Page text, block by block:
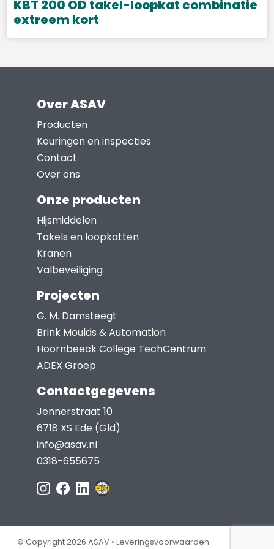
KBT 200 OD takel-loopkat combinatie
extreem kort
Dit
variaties.
optie
gekozen
productpagina
Over ASAV
Producten
Keuringen en inspecties
Contact
Over ons
Onze producten
Hijsmiddelen
Takels en loopkatten
Kranen
Valbeveiliging
Projecten
G. M. Damsteegt
Brink Moulds & Automation
Hoornbeeck College TechCentrum
ADEX Groep
Contactgegevens
Jennerstraat 10
6718 XS Ede (Gld)
info@asav.nl
0318-655675
© Copyright 2026 ASAV • Leveringsvoorwaarden